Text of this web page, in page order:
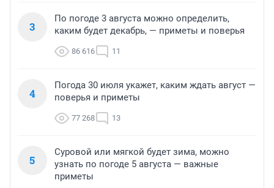
3
По погоде 3 августа можно определить,
каким будет декабрь, — приметы и поверья
86 616 11
4
Погода 30 июля укажет, каким ждать август —
поверья и приметы
77 268 13
5
Суровой или мягкой будет зима, можно
узнать по погоде 5 августа — важные
приметы